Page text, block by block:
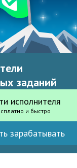
заданий
исполнителя
и быстро
зарабатывать